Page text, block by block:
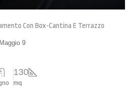
Con Box-Cantina E Terrazzo
9
130
mq